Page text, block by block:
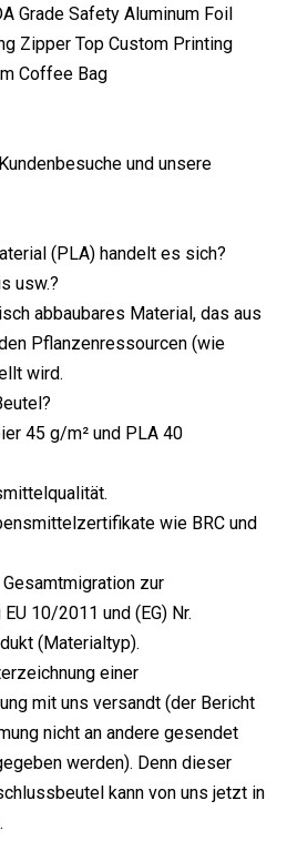
und unsere
(PLA) handelt es sich?
usw.?
abbaubares Material, das aus
Pflanzenressourcen (wie
wird.
45 g/m² und PLA 40
wie BRC und
zur
10/2011 und (EG) Nr.
(Materialtyp).
einer
mit uns versandt (der Bericht
nicht an andere gesendet
werden). Denn dieser
kann von uns jetzt in